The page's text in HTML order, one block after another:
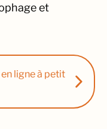
et
ligne à petit